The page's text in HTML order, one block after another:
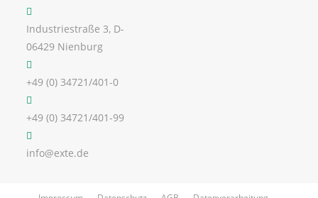
Industriestraße 3, D-
06429 Nienburg
+49 (0) 34721/401-0
+49 (0) 34721/401-99
info@exte.de